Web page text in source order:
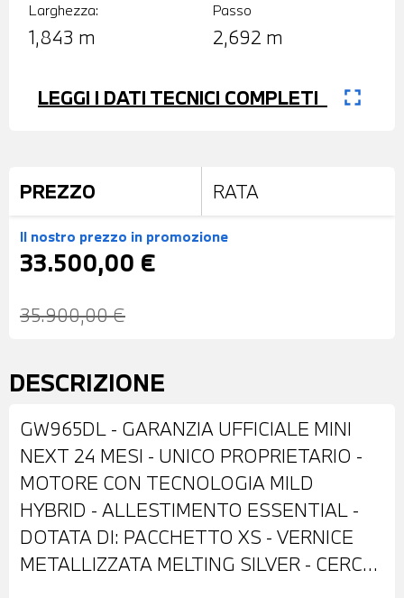
Larghezza:
1,843 m
Passo
2,692 m
LEGGI I DATI TECNICI COMPLETI fullscreen
PREZZO RATA
Il nostro prezzo in promozione
33.500,00 €
35.900,00 €
DESCRIZIONE
GW965DL - GARANZIA UFFICIALE MINI
NEXT 24 MESI - UNICO PROPRIETARIO -
MOTORE CON TECNOLOGIA MILD
HYBRID - ALLESTIMENTO ESSENTIAL -
DOTATA DI: PACCHETTO XS - VERNICE
METALLIZZATA MELTING SILVER - CERCHI